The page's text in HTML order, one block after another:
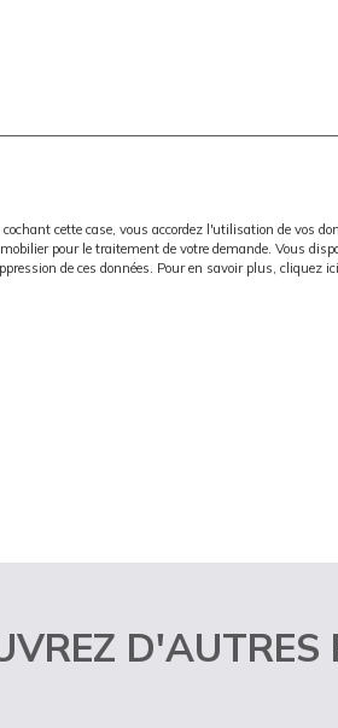
cochant cette case, vous accordez l'utilisation de vos
pour le traitement de votre demande. Vous
de ces données. Pour en savoir plus,cliquez ici
D'AUTRES